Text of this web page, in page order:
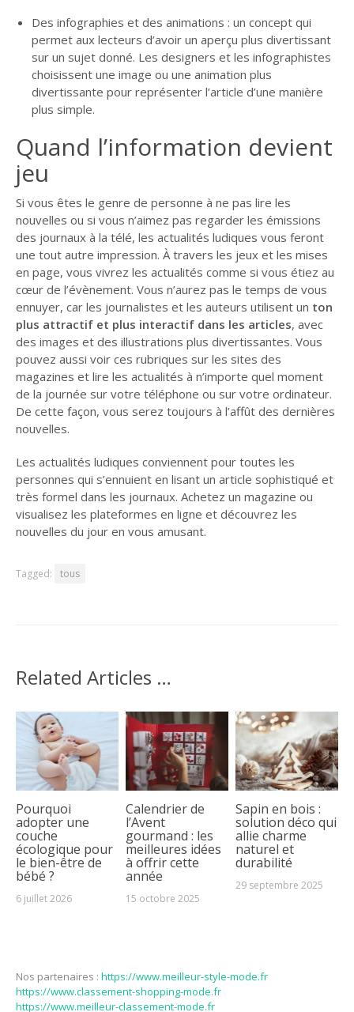
Des infographies et des animations : un concept qui
permet aux lecteurs d’avoir un aperçu plus divertissant
sur un sujet donné. Les designers et les infographistes
choisissent une image ou une animation plus
divertissante pour représenter l’article d’une manière
plus simple.
Quand l’information devient
jeu
Si vous êtes le genre de personne à ne pas lire les
nouvelles ou si vous n’aimez pas regarder les émissions
des journaux à la télé, les actualités ludiques vous feront
une tout autre impression. À travers les jeux et les mises
en page, vous vivrez les actualités comme si vous étiez au
cœur de l’évènement. Vous n’aurez pas le temps de vous
ennuyer, car les journalistes et les auteurs utilisent un ton
plus attractif et plus interactif dans les articles, avec
des images et des illustrations plus divertissantes. Vous
pouvez aussi voir ces rubriques sur les sites des
magazines et lire les actualités à n’importe quel moment
de la journée sur votre téléphone ou sur votre ordinateur.
De cette façon, vous serez toujours à l’affût des dernières
nouvelles.
Les actualités ludiques conviennent pour toutes les
personnes qui s’ennuient en lisant un article sophistiqué et
très formel dans les journaux. Achetez un magazine ou
visualisez les plateformes en ligne et découvrez les
nouvelles du jour en vous amusant.
Tagged: tous
Related Articles …
Pourquoi
adopter une
couche
écologique pour
le bien-être de
bébé ?
6 juillet 2026
Calendrier de
l’Avent
gourmand : les
meilleures idées
à offrir cette
année
15 octobre 2025
Sapin en bois :
solution déco qui
allie charme
naturel et
durabilité
29 septembre 2025
Nos partenaires : https://www.meilleur-style-mode.fr
https://www.classement-shopping-mode.fr
https://www.meilleur-classement-mode.fr